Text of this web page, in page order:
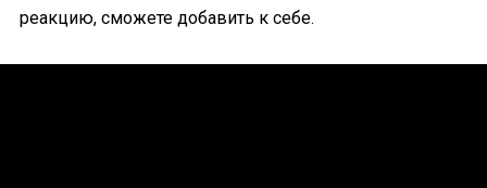
реакцию, сможете добавить к себе.